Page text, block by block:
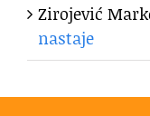
Zirojević
nastaje